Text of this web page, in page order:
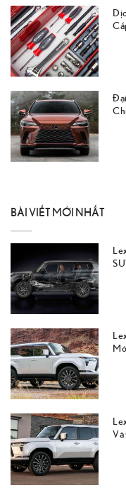
BÀI VIẾT MỚI NHẤT
Và